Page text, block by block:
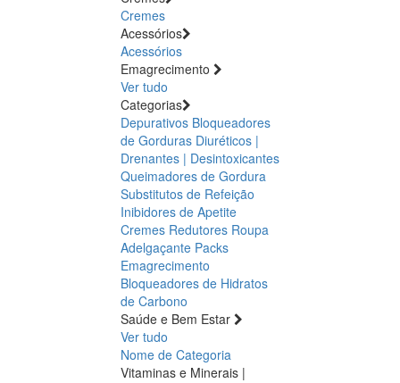
Cremes
Acessórios
Acessórios
Emagrecimento
Ver tudo
Categorias
Depurativos Bloqueadores
de Gorduras Diuréticos |
Drenantes | Desintoxicantes
Queimadores de Gordura
Substitutos de Refeição
Inibidores de Apetite
Cremes Redutores Roupa
Adelgaçante Packs
Emagrecimento
Bloqueadores de Hidratos
de Carbono
Saúde e Bem Estar
Ver tudo
Nome de Categoria
Vitaminas e Minerais |